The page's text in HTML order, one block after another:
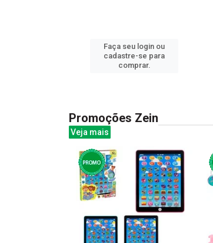
Faça seu login ou
cadastre-se para
comprar.
Promoções Zein
Veja mais